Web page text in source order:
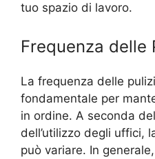
tuo spazio di lavoro.
Frequenza delle
La frequenza delle
fondamentale per
in ordine. A seconda
dell’utilizzo degli uffici,
può variare. In